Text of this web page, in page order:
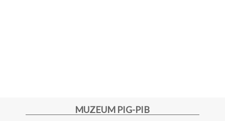
MUZEUM PIG-PIB